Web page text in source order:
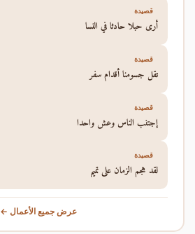
قصيدة
أرى حبلا حادثا في النسا
قصيدة
تقل جسومنا أقدام سفر
قصيدة
إجتنب الناس وعش واحدا
قصيدة
لقد هجم الزمان على تميم
عرض جميع الأعمال ←